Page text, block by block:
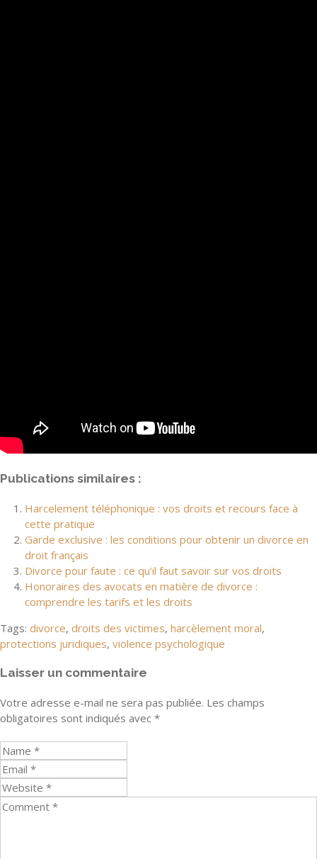
Publications similaires :
Harcelement téléphonique : vos droits et recours face à
cette pratique
Garde exclusive : les conditions pour obtenir un divorce en
droit français
Divorce pour faute : ce qu’il faut savoir sur vos droits
Honoraires des avocats en matière de divorce :
comprendre les tarifs et les droits
Tags: divorce, droits des victimes, harcèlement moral,
protections juridiques, violence psychologique
Laisser un commentaire
Votre adresse e-mail ne sera pas publiée. Les champs
obligatoires sont indiqués avec *